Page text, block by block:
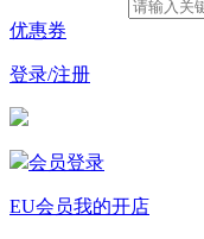
优惠券
登录/注册
会员登录
EU会员我的开店